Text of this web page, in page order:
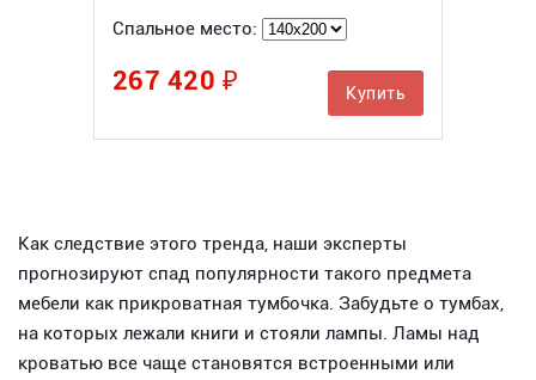
Спальное место:
267 420 ₽ Купить
Как следствие этого тренда, наши эксперты
прогнозируют спад популярности такого предмета
мебели как прикроватная тумбочка. Забудьте о тумбах,
на которых лежали книги и стояли лампы. Ламы над
кроватью все чаще становятся встроенными или